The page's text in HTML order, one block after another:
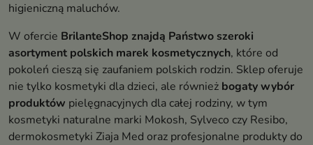
higieniczną maluchów.
W ofercie BrilanteShop znajdą Państwo szeroki
asortyment polskich marek kosmetycznych, które od
pokoleń cieszą się zaufaniem polskich rodzin. Sklep oferuje
nie tylko kosmetyki dla dzieci, ale również bogaty wybór
produktów pielęgnacyjnych dla całej rodziny, w tym
kosmetyki naturalne marki Mokosh, Sylveco czy Resibo,
dermokosmetyki Ziaja Med oraz profesjonalne produkty do